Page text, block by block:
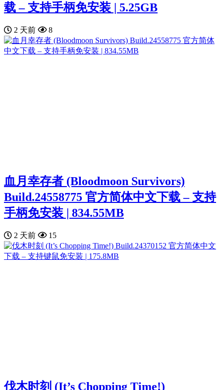
载 – 支持手柄免安装 | 5.25GB
2 天前 8
血月幸存者 (Bloodmoon Survivors)
Build.24558775 官方简体中文下载 – 支持
手柄免安装 | 834.55MB
2 天前 15
伐木时刻 (It’s Chopping Time!)